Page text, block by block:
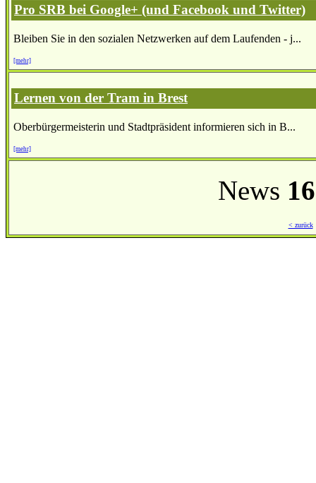
Pro SRB bei Google+ (und Facebook und Twitter)
Bleiben Sie in den sozialen Netzwerken auf dem Laufenden - j...
[mehr]
Lernen von der Tram in Brest
Oberbürgermeisterin und Stadtpräsident informieren sich in B...
[mehr]
News
< zurück